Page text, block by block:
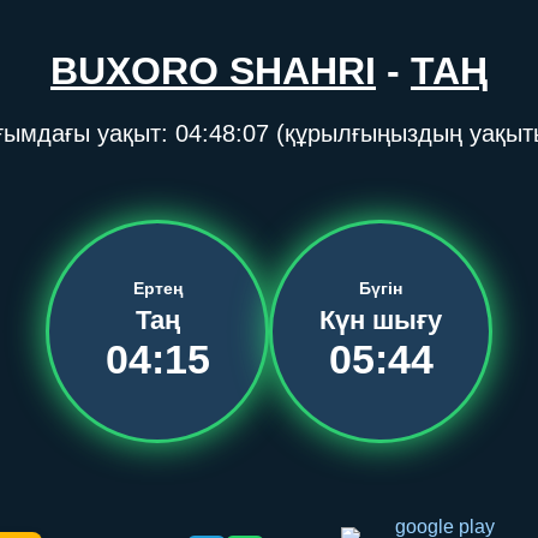
BUXORO SHAHRI - ТАҢ
уақыт: 04:48:07 (құрылғыңыздың
Ертең
Таң
04:15
Бүгін
Күн шығу
05:44